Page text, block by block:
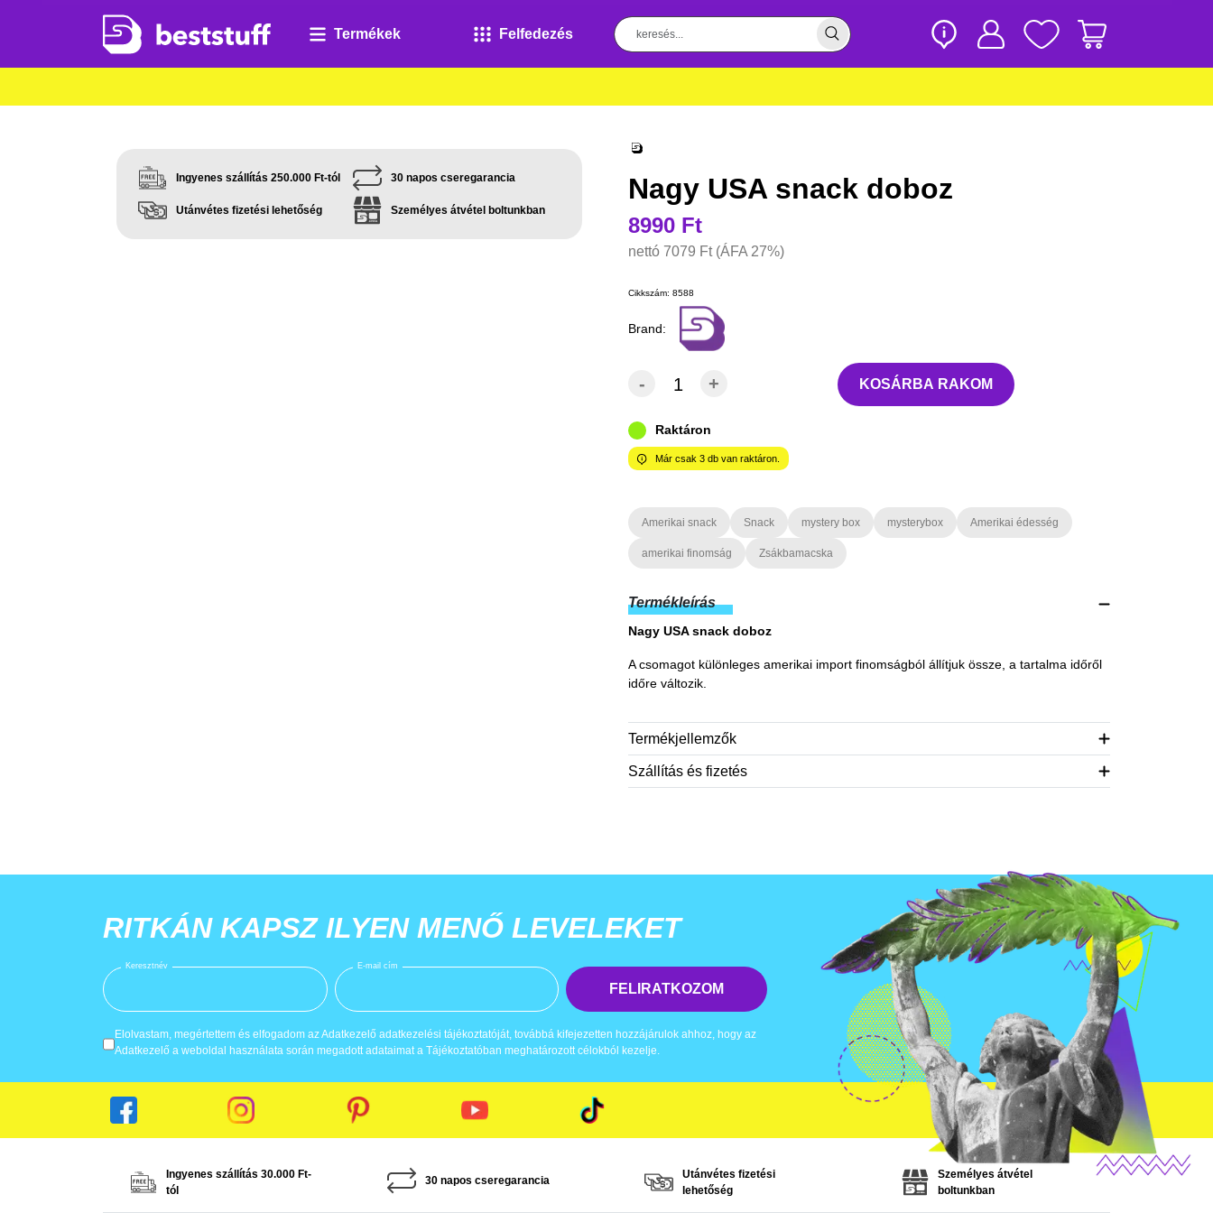
Termékek Felfedezés
Ingyenes szállítás 250.000 Ft-tól
Utánvétes fizetési lehetőség
30 napos cseregarancia
Személyes átvétel boltunkban
Nagy USA snack doboz
8990 Ft
nettó 7079 Ft (ÁFA 27%)
Cikkszám: 8588
Brand:
- + KOSÁRBA RAKOM
Raktáron
Már csak 3 db van raktáron.
Amerikai snack Snack mystery box mysterybox Amerikai édesség
amerikai finomság Zsákbamacska
Termékleírás
Nagy USA snack doboz
A csomagot különleges amerikai import finomságból állítjuk össze, a tartalma időről
időre változik.
Termékjellemzők
Szállítás és fizetés
RITKÁN KAPSZ ILYEN MENŐ LEVELEKET
Keresztnév E-mail cím
FELIRATKOZOM
Elolvastam, megértettem és elfogadom az Adatkezelő adatkezelési tájékoztatóját, továbbá kifejezetten hozzájárulok ahhoz, hogy az
Adatkezelő a weboldal használata során megadott adataimat a Tájékoztatóban meghatározott célokból kezelje.
Ingyenes szállítás 30.000 Ft-
tól
30 napos cseregarancia
Utánvétes fizetési
lehetőség
Személyes átvétel
boltunkban